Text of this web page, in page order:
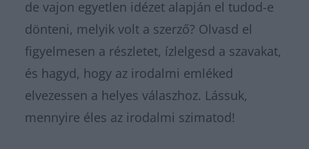
de vajon egyetlen idézet alapján el tudod-e
dönteni, melyik volt a szerző? Olvasd el
figyelmesen a részletet, ízlelgesd a szavakat,
és hagyd, hogy az irodalmi emléked
elvezessen a helyes válaszhoz. Lássuk,
mennyire éles az irodalmi szimatod!